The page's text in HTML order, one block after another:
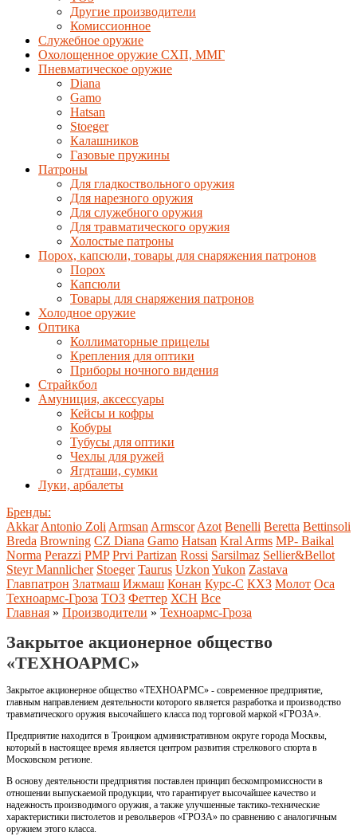
Другие производители
Комиссионное
Служебное оружие
Охолощенное оружие СХП, ММГ
Пневматическое оружие
Diana
Gamo
Hatsan
Stoeger
Калашников
Газовые пружины
Патроны
Для гладкоствольного оружия
Для нарезного оружия
Для служебного оружия
Для травматического оружия
Холостые патроны
Порох, капсюли, товары для снаряжения патронов
Порох
Капсюли
Товары для снаряжения патронов
Холодное оружие
Оптика
Коллиматорные прицелы
Крепления для оптики
Приборы ночного видения
Страйкбол
Амуниция, аксессуары
Кейсы и кофры
Кобуры
Тубусы для оптики
Чехлы для ружей
Ягдташи, сумки
Луки, арбалеты
Бренды:
Akkar Antonio Zoli Armsan Armscor Azot Benelli Beretta Bettinsoli
Breda Browning CZ Diana Gamo Hatsan Kral Arms MP- Baikal
Norma Perazzi PMP Prvi Partizan Rossi Sarsilmaz Sellier&Bellot
Steyr Mannlicher Stoeger Taurus Uzkon Yukon Zastava
Главпатрон Златмаш Ижмаш Конан Курс-С КХЗ Молот Оса
Техноармс-Гроза ТОЗ Феттер ХСН Все
Главная » Производители » Техноармс-Гроза
Закрытое акционерное общество
«ТЕХНОАРМС»
Закрытое акционерное общество «ТЕХНОАРМС» - современное предприятие,
главным направлением деятельности которого является разработка и производство
травматического оружия высочайшего класса под торговой маркой «ГРОЗА».
Предприятие находится в Троицком административном округе города Москвы,
который в настоящее время является центром развития стрелкового спорта в
Московском регионе.
В основу деятельности предприятия поставлен принцип бескомпромиссности в
отношении выпускаемой продукции, что гарантирует высочайшее качество и
надежность производимого оружия, а также улучшенные тактико-технические
характеристики пистолетов и револьверов «ГРОЗА» по сравнению с аналогичным
оружием этого класса.